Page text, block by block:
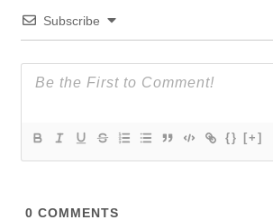
Subscribe
{} [+]
0 COMMENTS